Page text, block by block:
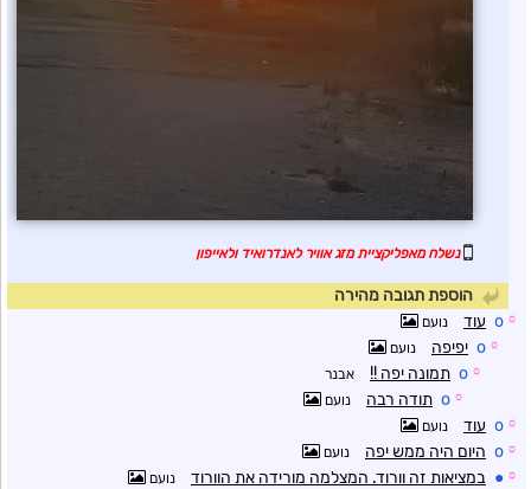
נשלח מאפליקציית מזג אוויר לאנדרואיד ולאייפון
הוספת תגובה מהירה
☼
o עוד נועם
☼
o יפיפה נועם
☼
o תמונה יפה !! אבנר
☼
o תודה רבה נועם
☼
o עוד נועם
☼
o היום היה ממש יפה נועם
☼
● במציאות זה וורוד. המצלמה מורידה את הוורוד נועם